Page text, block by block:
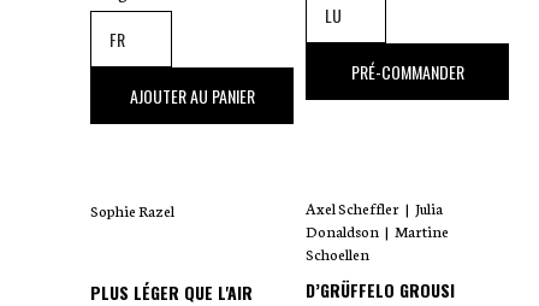
,00 €
AJOUTER AU PANIER
Sophie Razel
PLUS LÉGER QUE L'AIR
,00 €
PRÉ-COMMANDER
Axel Scheffler | Julia
Donaldson | Martine
Schoellen
D’GRÜFFELO GROUSI